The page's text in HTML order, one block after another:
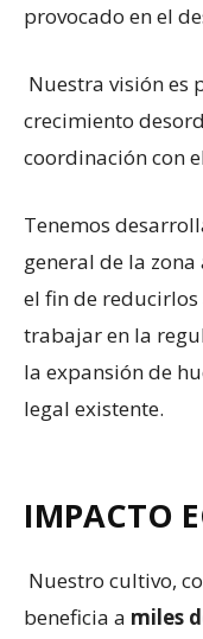
provocado en el
Nuestra visión es
crecimiento
coordinación con
Tenemos
general de la
el fin de
trabajar en la
la expansión de
legal existente.
IMPACTO
Nuestro cultivo,
beneficia a miles